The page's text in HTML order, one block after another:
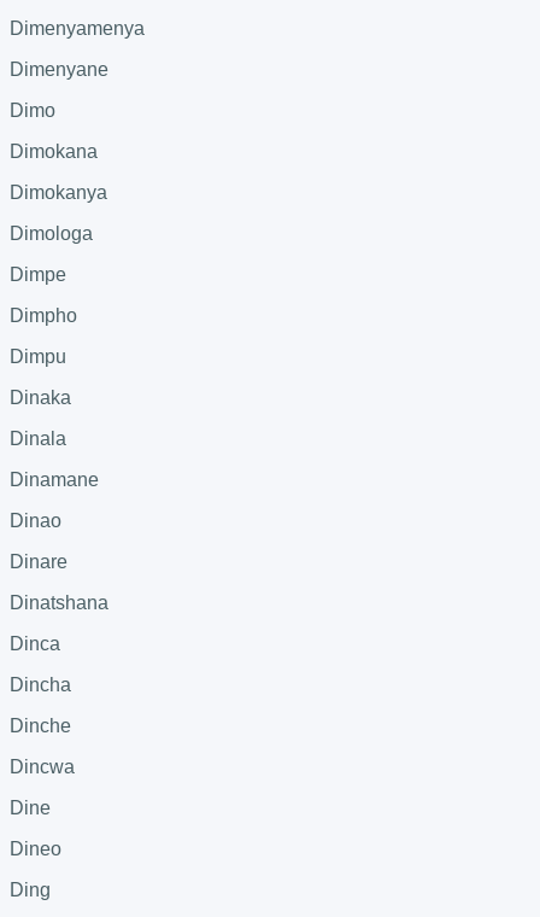
Dimenyamenya
Dimenyane
Dimo
Dimokana
Dimokanya
Dimologa
Dimpe
Dimpho
Dimpu
Dinaka
Dinala
Dinamane
Dinao
Dinare
Dinatshana
Dinca
Dincha
Dinche
Dincwa
Dine
Dineo
Ding